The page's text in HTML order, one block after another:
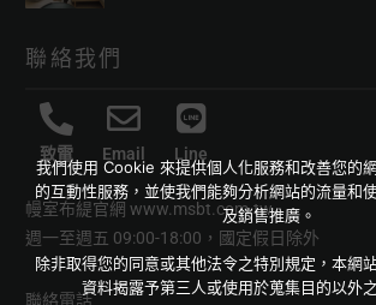
聯絡我們
致電 Email Line
幔室布緹官網www.msbt.com.tw
週一至週五 09:00-18:00，國定假日除外
聯絡電話
我們使用 Cookie 來提供個人化服務和改善您的
的互動性服務，並使我們能夠分析網站的流量和
及銷售推廣。
除非取得您的同意或其他法令之特別規定，本網
資料揭露予第三人或使用於蒐集目的以外